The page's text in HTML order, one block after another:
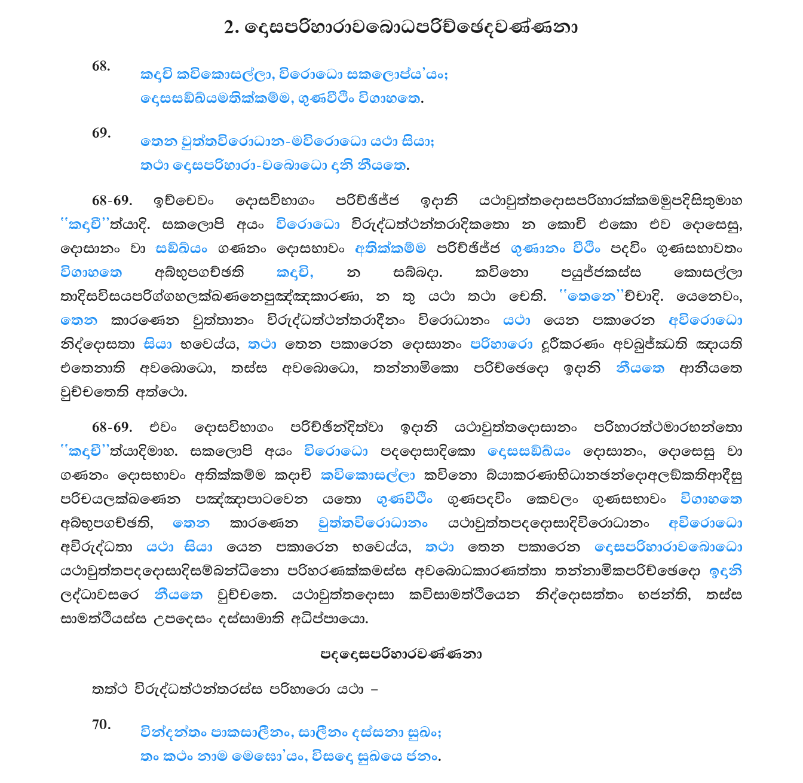
2. දොසපරිහාරාවබොධපරිච්ඡෙදවණ්ණනා
68.
කදාචි කවිකොසල්ලා, විරොධො සකලොප්ය’යං;
දොසසඞ්ඛ්යමතික්කම්ම, ගුණවීථිං විගාහතෙ.
69.
තෙන වුත්තවිරොධාන-මවිරොධො යථා සියා;
තථා දොසපරිහාරා-වබොධො දානි නීයතෙ.
68-69. ඉච්චෙවං දොසවිභාගං පරිච්ඡිජ්ජ ඉදානි යථාවුත්තදොසපරිහාරක්කමමුපදිසිතුමාහ
‘‘කදාචී’’ත්යාදි. සකලොපි අයං විරොධො විරුද්ධත්ථන්තරාදිකතො න කොචි එකො එව දොසෙසු,
දොසානං වාසඞ්ඛ්යං ගණනං දොසභාවං අතික්කම්ම පරිච්ඡිජ්ජ ගුණානං වීථිං පදවිං ගුණසභාවතං
විගාහතෙ අබ්භුපගච්ඡතිකදාචි, න සබ්බදා. කවිනො පයුජ්ජකස්ස කොසල්ලා
තාදිසවිසයපරිග්ගහලක්ඛණනෙපුඤ්ඤකාරණා, න තු යථා තථා චෙති. ‘‘තෙනෙ’’ච්චාදි. යෙනෙවං,
තෙන කාරණෙන වුත්තානං විරුද්ධත්ථන්තරාදීනං විරොධානංයථා යෙන පකාරෙන අවිරොධො
නිද්දොසතා සියා භවෙය්ය,තථා තෙන පකාරෙන දොසානං පරිහාරො දූරීකරණං අවබුජ්ඣති ඤායති
එතෙනාති අවබොධො, තස්ස අවබොධො, තන්නාමිකො පරිච්ඡෙදො ඉදානි නීයතෙ ආනීයතෙ
වුච්චතෙති අත්ථො.
68-69. එවං දොසවිභාගං පරිච්ඡින්දිත්වා ඉදානි යථාවුත්තදොසානං පරිහාරත්ථමාරභන්තො
‘‘කදාචී’’ත්යාදිමාහ. සකලොපි අයං විරොධො පදදොසාදිකො දොසසඞ්ඛ්යං දොසානං, දොසෙසු වා
ගණනං දොසභාවං අතික්කම්ම කදාචිකවිකොසල්ලා කවිනො බ්යාකරණාභිධානඡන්දොඅලඞ්කතිආදීසු
පරිචයලක්ඛණෙන පඤ්ඤාපාටවෙන යතො ගුණවීථිං ගුණපදවිං කෙවලං ගුණසභාවං විගාහතෙ
අබ්භුපගච්ඡති, තෙන කාරණෙන වුත්තවිරොධානං යථාවුත්තපදදොසාදිවිරොධානං අවිරොධො
අවිරුද්ධතා යථාසියා යෙන පකාරෙන භවෙය්ය, තථා තෙන පකාරෙන දොසපරිහාරාවබොධො
යථාවුත්තපදදොසාදිසම්බන්ධිනො පරිහරණක්කමස්ස අවබොධකාරණත්තා තන්නාමිකපරිච්ඡෙදො ඉදානි
ලද්ධාවසරෙ නීයතෙ වුච්චතෙ. යථාවුත්තදොසා කවිසාමත්ථියෙන නිද්දොසත්තං භජන්ති, තස්ස
සාමත්ථියස්ස උපදෙසං දස්සාමාති අධිප්පායො.
පදදොසපරිහාරවණ්ණනා
තත්ථ විරුද්ධත්ථන්තරස්ස පරිහාරො යථා –
70.
වින්දන්තං පාකසාලීනං, සාලීනං දස්සනා සුඛං;
තං කථං නාම මෙඝො’යං, විසදො සුඛයෙ ජනං.